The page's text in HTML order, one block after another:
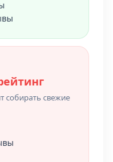
собирать свежие